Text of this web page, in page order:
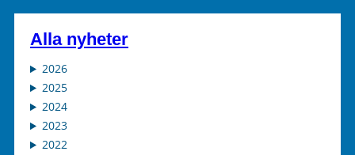
Alla nyheter
2026
2025
2024
2023
2022